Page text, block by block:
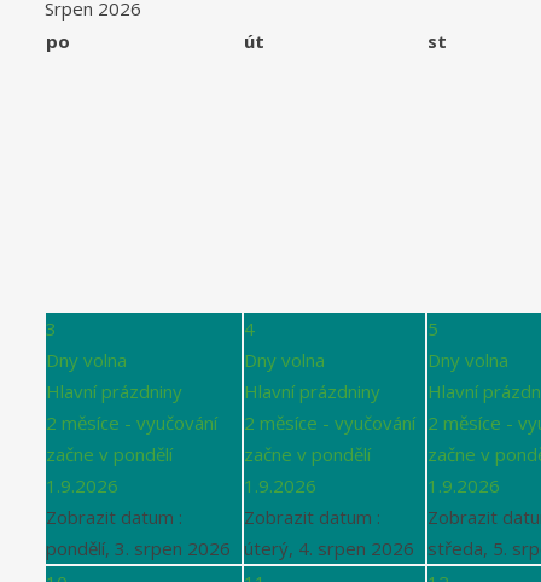
Srpen 2026
po
út st
3
Dny volna
Hlavní prázdniny
2 měsíce - vyučování
začne v pondělí
1.9.2026
Zobrazit datum :
pondělí, 3. srpen 2026
4
Dny volna
Hlavní prázdniny
2 měsíce - vyučování
začne v pondělí
1.9.2026
Zobrazit datum :
úterý, 4. srpen 2026
5
Dny volna
Hlavní
2 měsíce -
začne v
1.9.2026
Zobrazit
středa, 5.